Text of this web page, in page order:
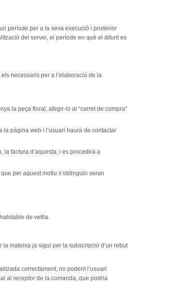
període per a la seva execució i posterior
del servei, el període en què el difunt es
necessaris per a l’elaboració de la
la peça floral, afegir-lo al “carret de compra”
pàgina web i l’usuari haurà de contactar
factura d’aquesta, i es procedirà a
per aquest motiu s’obtinguin seran
de vetlla.
mateixa ja sigui per la subscripció d’un rebut
correctament, no podent l’usuari
al receptor de la comanda, que podria